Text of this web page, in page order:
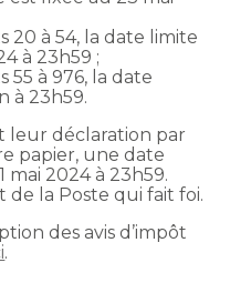
à 54, la date limite
à 23h59 ;
à 976, la date
à 23h59.
leur déclaration par
papier, une date
mai 2024 à 23h59.
de la Poste qui fait foi.
des avis d’impôt
.